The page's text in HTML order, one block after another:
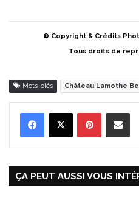
© Copyright & Crédits
Tous droits de
Mots-clés Château Lamothe
ÇA PEUT AUSSI VOUS